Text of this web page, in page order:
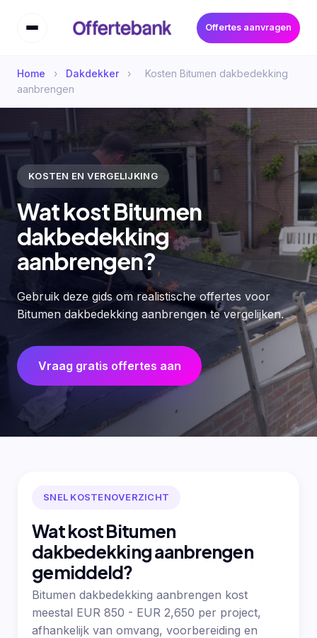
Offertes aanvragen
Home › Dakdekker ›
Kosten Bitumen dakbedekking
aanbrengen
KOSTEN EN VERGELIJKING
Wat kost Bitumen
dakbedekking
aanbrengen?
Gebruik deze gids om realistische offertes voor
Bitumen dakbedekking aanbrengen te vergelijken.
Vraag gratis offertes aan
SNEL KOSTENOVERZICHT
Wat kost Bitumen
dakbedekking aanbrengen
gemiddeld?
Bitumen dakbedekking aanbrengen kost
meestal EUR 850 - EUR 2,650 per project,
afhankelijk van omvang, voorbereiding en